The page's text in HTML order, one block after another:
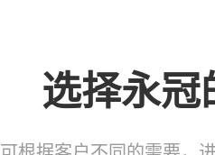
选择永冠